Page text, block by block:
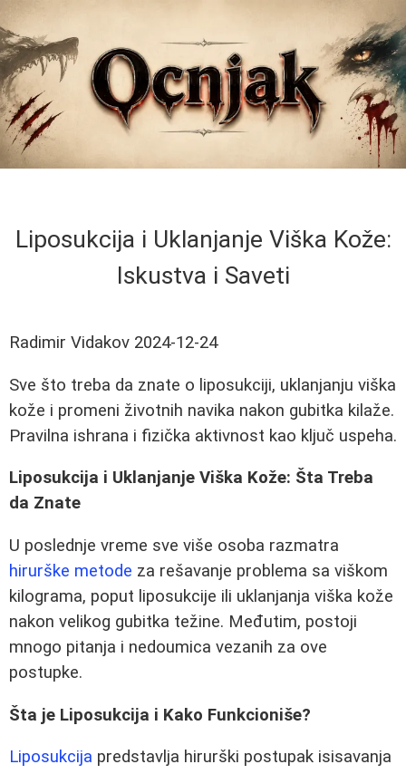
Liposukcija i Uklanjanje Viška Kože:
Iskustva i Saveti
Radimir Vidakov 2024-12-24
Sve što treba da znate o liposukciji, uklanjanju viška
kože i promeni životnih navika nakon gubitka kilaže.
Pravilna ishrana i fizička aktivnost kao ključ uspeha.
Liposukcija i Uklanjanje Viška Kože: Šta Treba
da Znate
U poslednje vreme sve više osoba razmatra
hirurške metode za rešavanje problema sa viškom
kilograma, poput liposukcije ili uklanjanja viška kože
nakon velikog gubitka težine. Međutim, postoji
mnogo pitanja i nedoumica vezanih za ove
postupke.
Šta je Liposukcija i Kako Funkcioniše?
Liposukcija predstavlja hirurški postupak isisavanja